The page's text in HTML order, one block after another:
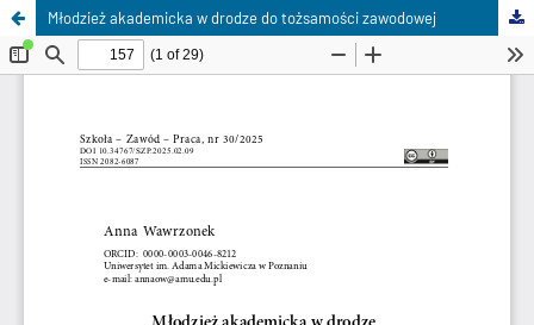
Młodzież akademicka w drodze do tożsamości zawodowej